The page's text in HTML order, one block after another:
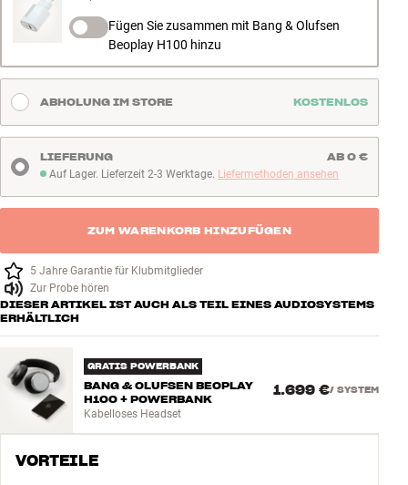
Fügen Sie zusammen mit Bang & Olufsen
Beoplay H100 hinzu
ABHOLUNG IM STORE KOSTENLOS
Auf Lager. Lieferzeit 2-3 Werktage
Auf Lager. Lieferzeit 2-3 Werktage. Liefermethoden ansehen
LIEFERUNG AB 0 €
ZUM WARENKORB HINZUFÜGEN
5 Jahre Garantie für Klubmitglieder
Zur Probe hören
DIESER ARTIKEL IST AUCH ALS TEIL EINES AUDIOSYSTEMS
ERHÄLTLICH
GRATIS POWERBANK
BANG & OLUFSEN BEOPLAY
H100 + POWERBANK
Kabelloses Headset
1.699 €/ SYSTEM
VORTEILE